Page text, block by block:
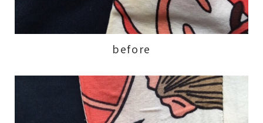
before